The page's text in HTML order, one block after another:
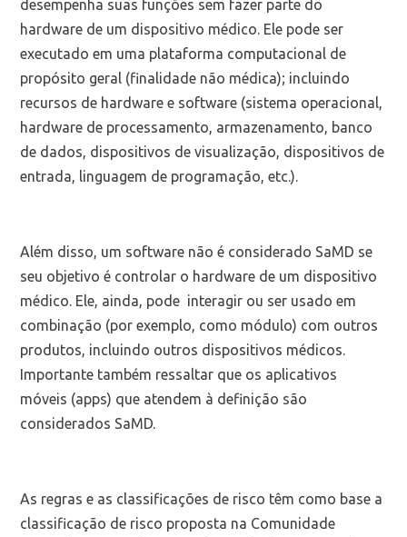
desempenha suas funções sem fazer parte do
hardware de um dispositivo médico. Ele pode ser
executado em uma plataforma computacional de
propósito geral (finalidade não médica); incluindo
recursos de hardware e software (sistema operacional,
hardware de processamento, armazenamento, banco
de dados, dispositivos de visualização, dispositivos de
entrada, linguagem de programação, etc.).
Além disso, um software não é considerado SaMD se
seu objetivo é controlar o hardware de um dispositivo
médico. Ele, ainda, pode interagir ou ser usado em
combinação (por exemplo, como módulo) com outros
produtos, incluindo outros dispositivos médicos.
Importante também ressaltar que os aplicativos
móveis (apps) que atendem à definição são
considerados SaMD.
As regras e as classificações de risco têm como base a
classificação de risco proposta na Comunidade